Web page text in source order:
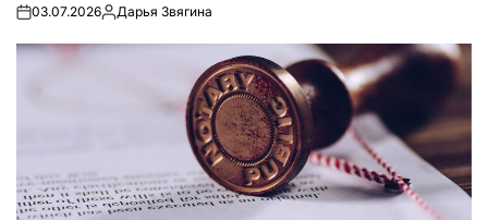
on03.07.2026Опубліковано
Дарья Звягина